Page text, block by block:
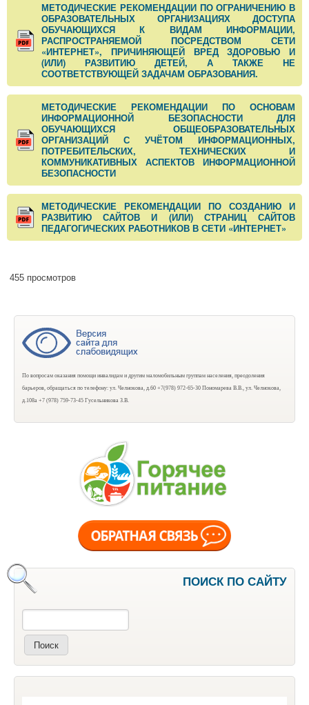
МЕТОДИЧЕСКИЕ РЕКОМЕНДАЦИИ ПО ОГРАНИЧЕНИЮ В
ОБРАЗОВАТЕЛЬНЫХ ОРГАНИЗАЦИЯХ ДОСТУПА
ОБУЧАЮЩИХСЯ К ВИДАМ ИНФОРМАЦИИ,
РАСПРОСТРАНЯЕМОЙ ПОСРЕДСТВОМ СЕТИ
«ИНТЕРНЕТ», ПРИЧИНЯЮЩЕЙ ВРЕД ЗДОРОВЬЮ И
(ИЛИ) РАЗВИТИЮ ДЕТЕЙ, А ТАКЖЕ НЕ
СООТВЕТСТВУЮЩЕЙ ЗАДАЧАМ ОБРАЗОВАНИЯ.
МЕТОДИЧЕСКИЕ РЕКОМЕНДАЦИИ ПО ОСНОВАМ
ИНФОРМАЦИОННОЙ БЕЗОПАСНОСТИ ДЛЯ
ОБУЧАЮЩИХСЯ ОБЩЕОБРАЗОВАТЕЛЬНЫХ
ОРГАНИЗАЦИЙ С УЧЁТОМ ИНФОРМАЦИОННЫХ,
ПОТРЕБИТЕЛЬСКИХ, ТЕХНИЧЕСКИХ И
КОММУНИКАТИВНЫХ АСПЕКТОВ ИНФОРМАЦИОННОЙ
БЕЗОПАСНОСТИ
МЕТОДИЧЕСКИЕ РЕКОМЕНДАЦИИ ПО СОЗДАНИЮ И
РАЗВИТИЮ САЙТОВ И (ИЛИ) СТРАНИЦ САЙТОВ
ПЕДАГОГИЧЕСКИХ РАБОТНИКОВ В СЕТИ «ИНТЕРНЕТ»
455 просмотров
По вопросам оказания помощи инвалидам и другим маломобильным группам населения, преодоления
барьеров, обращаться по телефону: ул. Челнокова, д.60 +7(978) 972-65-30 Пономарева В.В., ул. Челнокова,
д.108а +7 (978) 759-73-45 Гусельникова З.В.
ПОИСК ПО САЙТУ
Поиск